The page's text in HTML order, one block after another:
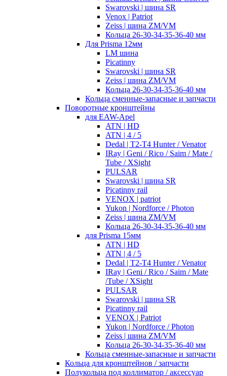
Swarovski | шина SR
Venox | Patriot
Zeiss | шина ZM/VM
Кольца 26-30-34-35-36-40 мм
Для Prisma 12мм
LM шина
Picatinny
Swarovski | шина SR
Zeiss | шина ZM/VM
Кольца 26-30-34-35-36-40 мм
Кольца сменные-запасные и запчасти
Поворотные кронштейны
для EAW-Apel
ATN | HD
ATN | 4 / 5
Dedal | T2-T4 Hunter / Venator
IRay | Geni / Rico / Saim / Mate /
Tube / XSight
PULSAR
Swarovski | шина SR
Picatinny rail
VENOX | patriot
Yukon | Nordforce / Photon
Zeiss | шина ZM/VM
Кольца 26-30-34-35-36-40 мм
для Prisma 15мм
ATN | HD
ATN | 4 / 5
Dedal | T2-T4 Hunter / Venator
IRay | Geni / Rico / Saim / Mate
/Tube / XSight
PULSAR
Swarovski | шина SR
Picatinny rail
VENOX | Patriot
Yukon | Nordforce / Photon
Zeiss | шина ZM/VM
Кольца 26-30-34-35-36-40 мм
Кольца сменные-запасные и запчасти
Кольца для кронштейнов / запчасти
Полукольца под коллиматор / аксессуар